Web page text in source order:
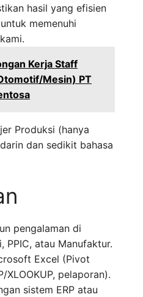
hasil yang efisien
memenuhi
Kerja Staff
Mesin) PT
Produksi (hanya
dan sedikit bahasa
pengalaman di
PPIC, atau Manufaktur.
Excel (Pivot
XLOOKUP, pelaporan).
sistem ERP atau